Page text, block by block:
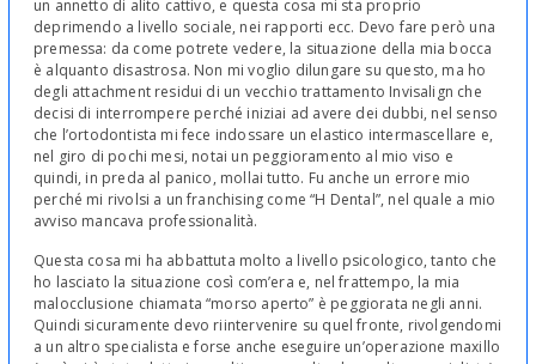
un annetto di alito cattivo, e questa cosa mi sta proprio
deprimendo a livello sociale, nei rapporti ecc. Devo fare però una
premessa: da come potrete vedere, la situazione della mia bocca
è alquanto disastrosa. Non mi voglio dilungare su questo, ma ho
degli attachment residui di un vecchio trattamento Invisalign che
decisi di interrompere perché iniziai ad avere dei dubbi, nel senso
che l’ortodontista mi fece indossare un elastico intermascellare e,
nel giro di pochi mesi, notai un peggioramento al mio viso e
quindi, in preda al panico, mollai tutto. Fu anche un errore mio
perché mi rivolsi a un franchising come “H Dental”, nel quale a mio
avviso mancava professionalità.
Questa cosa mi ha abbattuta molto a livello psicologico, tanto che
ho lasciato la situazione così com’era e, nel frattempo, la mia
malocclusione chiamata “morso aperto” è peggiorata negli anni.
Quindi sicuramente devo riintervenire su quel fronte, rivolgendomi
a un altro specialista e forse anche eseguire un’operazione maxillo